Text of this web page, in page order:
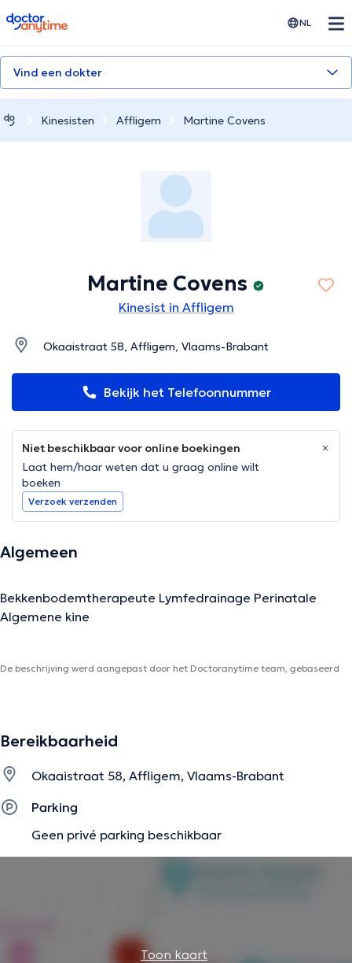
doctoranytime NL
Vind een dokter
Kinesisten Affligem Martine Covens
Martine Covens
Kinesist in Affligem
Okaaistraat 58, Affligem, Vlaams-Brabant
Bekijk het Telefoonnummer
Niet beschikbaar voor online boekingen
Laat hem/haar weten dat u graag online wilt
boeken
Verzoek verzenden
Algemeen
Bekkenbodemtherapeute Lymfedrainage Perinatale
Algemene kine
De beschrijving werd aangepast door het Doctoranytime team, gebaseerd
Bereikbaarheid
Okaaistraat 58, Affligem, Vlaams-Brabant
Parking
Geen privé parking beschikbaar
Toon kaart